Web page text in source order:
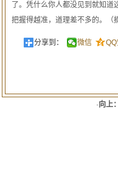
了。凭什么你人都没见到就知
把握得越准，道理差不多的。（
分享到： 微信 QQ
· 向上